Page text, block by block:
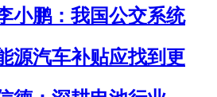
小鹏：我国公交系统
源汽车补贴应找到更